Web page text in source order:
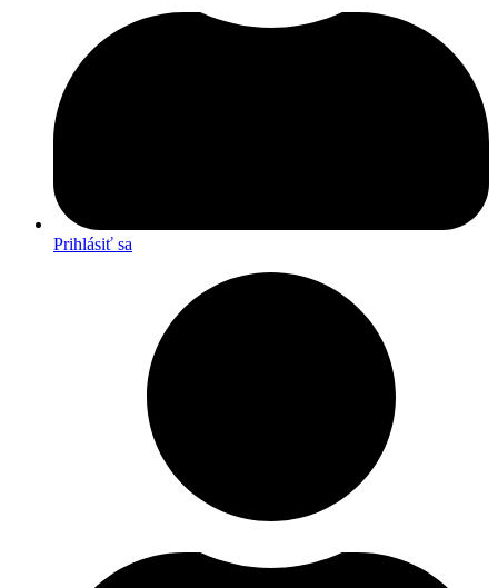
Prihlásiť sa